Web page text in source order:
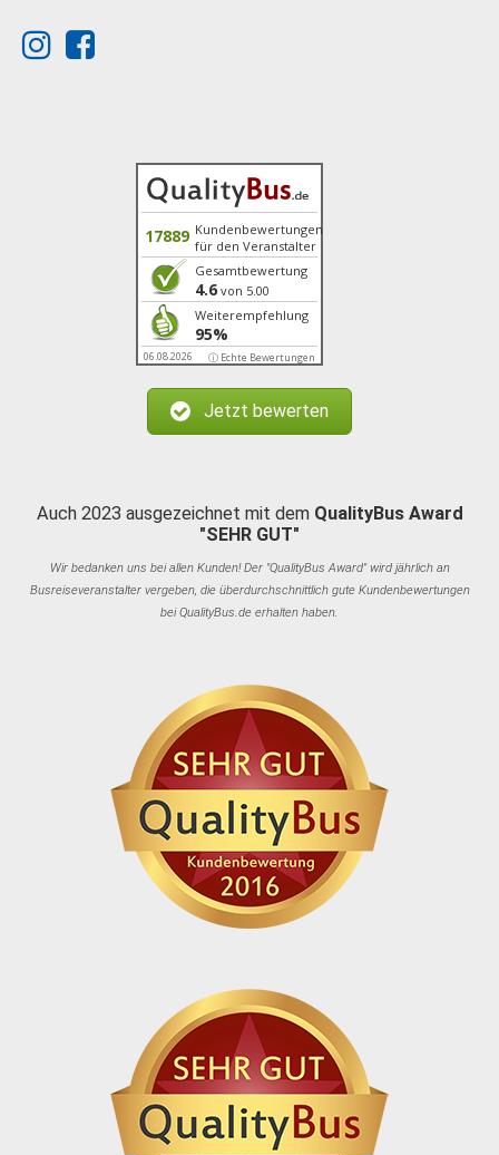
17889 Kundenbewertungen
für den Veranstalter
Gesamtbewertung
4.6 von 5.00
Weiterempfehlung
95%
06.08.2026 ⓘ Echte Bewertungen
Jetzt bewerten
Auch 2023 ausgezeichnet mit dem QualityBus Award
"SEHR GUT"
Wir bedanken uns bei allen Kunden! Der "QualityBus Award" wird jährlich an
Busreiseveranstalter vergeben, die überdurchschnittlich gute Kundenbewertungen
bei QualityBus.de erhalten haben.